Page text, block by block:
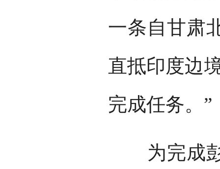
一条自甘肃
直抵印度边
完成任务。”
为完成彭